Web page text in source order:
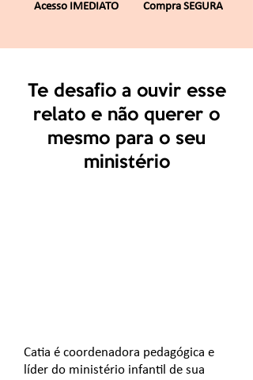
Acesso IMEDIATO Compra SEGURA
Te desafio a ouvir esse
relato e não querer o
mesmo para o seu
ministério
Catia é coordenadora pedagógica e
líder do ministério infantil de sua